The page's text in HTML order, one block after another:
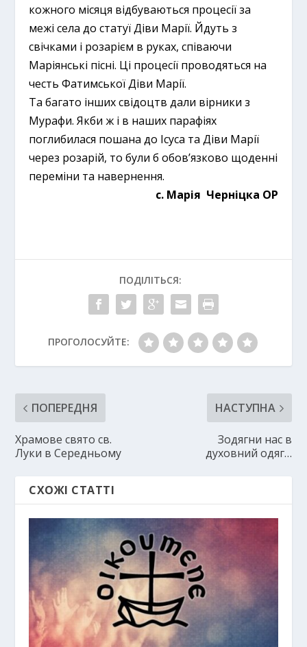
кожного місяця відбуваються процесії за
межі села до статуї Діви Марії. Йдуть з
свічками і розарієм в руках, співаючи
Маріянські пісні. Ці процесії проводяться на
честь Фатимської Діви Марії.
Та багато інших свідоцтв дали вірники з
Мурафи. Якби ж і в наших парафіях
поглибилася пошана до Ісуса та Діви Марії
через розарій, то були б обов’язково щоденні
переміни та навернення.
с. Марія Черніцка ОР
ПОДІЛІТЬСЯ:
ПРОГОЛОСУЙТЕ:
ПОПЕРЕДНЯ
Храмове свято св.
Луки в Середньому
НАСТУПНА
Зодягни нас в
духовний одяг…
СХОЖІ СТАТТІ